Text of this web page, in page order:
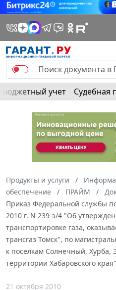
Бюджетный учет Судебная
Продукты и услуги
обеспечение
ПРАЙМ
Приказ Федеральной службы
2010 г. N 239-э/4 "Об
транспортировке газа,
трансгаз Томск", по
к поселкам Солнечный,
территории Хабаровского
21 октября 2010